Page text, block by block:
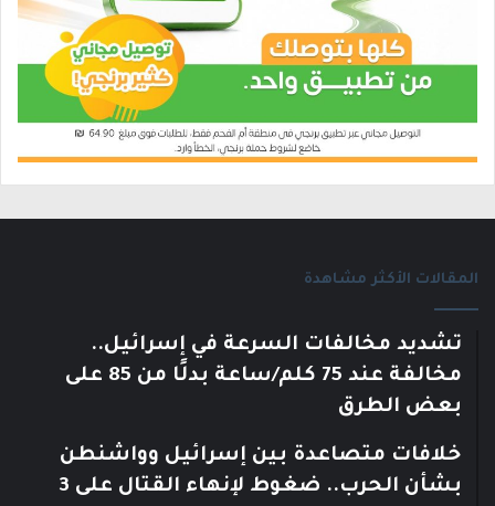
المقالات الأكثر مشاهدة
تشديد مخالفات السرعة في إسرائيل..
مخالفة عند 75 كلم/ساعة بدلًا من 85 على
بعض الطرق
خلافات متصاعدة بين إسرائيل وواشنطن
بشأن الحرب.. ضغوط لإنهاء القتال على 3